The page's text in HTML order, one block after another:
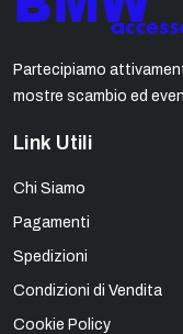
Partecipiamo
mostre scambio ed
Link Utili
Chi Siamo
Pagamenti
Spedizioni
Condizioni di Vendita
Cookie Policy